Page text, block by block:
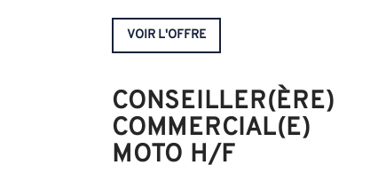
VOIR L'OFFRE
CONSEILLER(ÈRE)
COMMERCIAL(E)
MOTO H/F